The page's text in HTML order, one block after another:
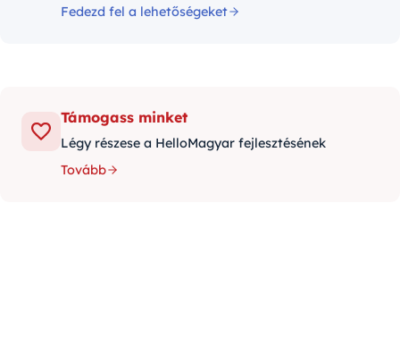
Fedezd fel a lehetőségeket
Támogass minket
Légy részese a HelloMagyar fejlesztésének
Tovább